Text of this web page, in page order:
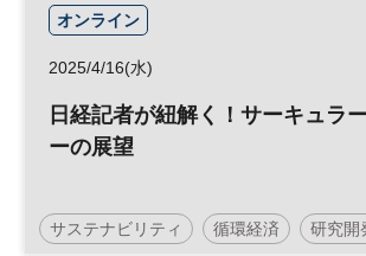
オンライン
2025/4/16(水)
日経記者が紐解く！サーキュラ
ーの展望
サステナビリティ 循環経済 研究開